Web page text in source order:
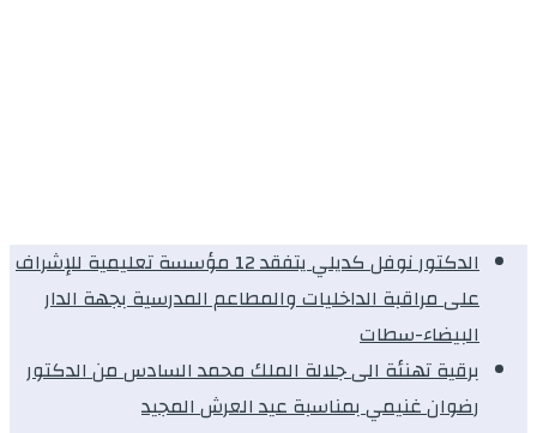
الدكتور نوفل كديلي يتفقد 12 مؤسسة تعليمية للإشراف
على مراقبة الداخليات والمطاعم المدرسية بجهة الدار
البيضاء-سطات
برقية تهنئة الى جلالة الملك محمد السادس من الدكتور
رضوان غنيمي بمناسبة عيد العرش المجيد